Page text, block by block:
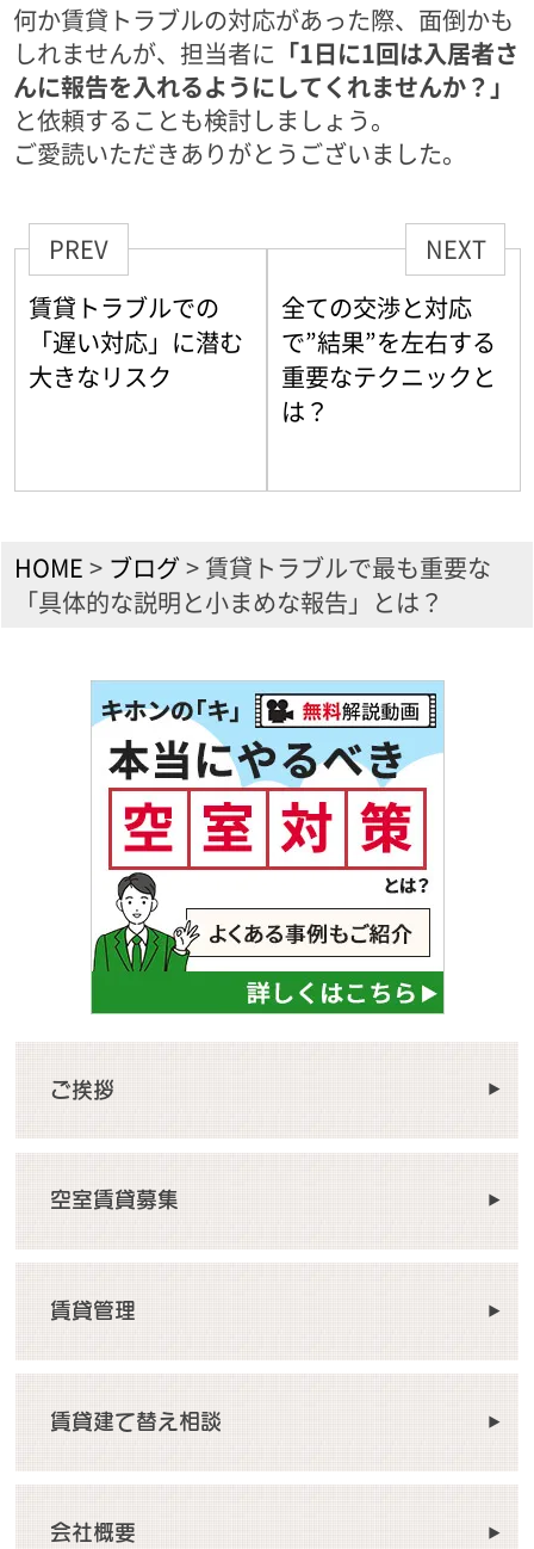
何か賃貸トラブルの対応があった際、面倒かも
しれませんが、担当者に 「1日に1回は入居者さ
んに報告を入れるようにしてくれませんか？」
と依頼することも検討しましょう。
ご愛読いただきありがとうございました。
PREV
賃貸トラブルでの
「遅い対応」に潜む
大きなリスク
NEXT
全ての交渉と対応
で”結果”を左右する
重要なテクニックと
は？
HOME > ブログ > 賃貸トラブルで最も重要な
「具体的な説明と小まめな報告」とは？
ご挨拶
空室賃貸募集
賃貸管理
賃貸建て替え相談
会社概要